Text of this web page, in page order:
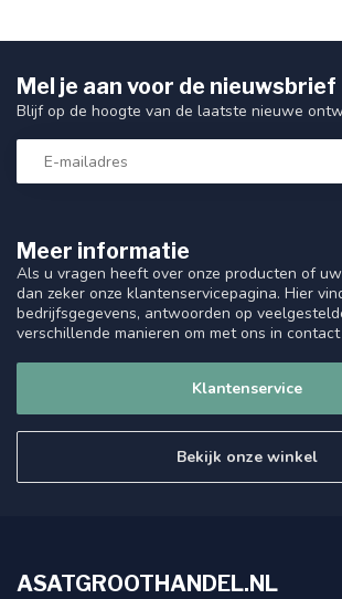
Meer informatie
Als u vragen heeft over onze producten of
dan zeker onze klantenservicepagina. Hier
bedrijfsgegevens, antwoorden op
verschillende manieren om met ons in
Klantenservice
Bekijk onze winkel
Mel je aan voor de nieuwsbrief
Blijf op de hoogte van de laatste nieuwe
ASATGROOTHANDEL.NL